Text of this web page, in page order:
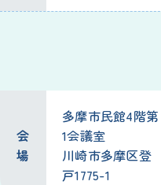
会
場
多摩市民館4階第
1会議室
川崎市多摩区登
戸1775-1